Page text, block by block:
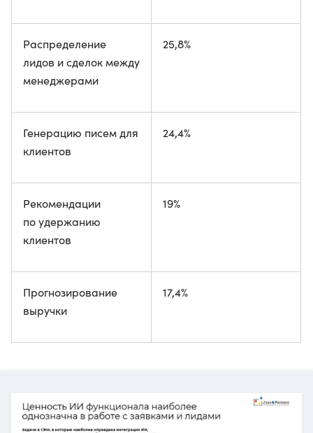
Распределение
лидов и сделок между
менеджерами
25,8%
Генерацию писем для
клиентов
24,4%
Рекомендации
по удержанию
клиентов
19%
Прогнозирование
выручки
17,4%